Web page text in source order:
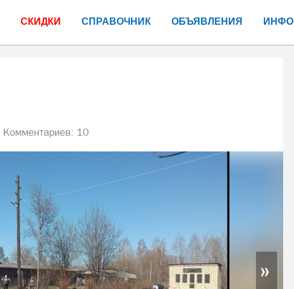
СКИДКИ СПРАВОЧНИК ОБЪЯВЛЕНИЯ ИНФО
Комментариев: 10
»